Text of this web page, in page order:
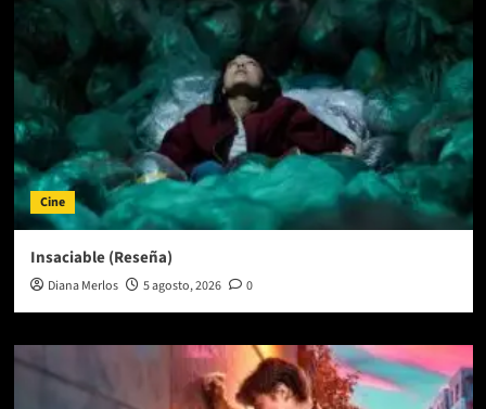
Cine
Insaciable (Reseña)
Diana Merlos 5 agosto, 2026 0